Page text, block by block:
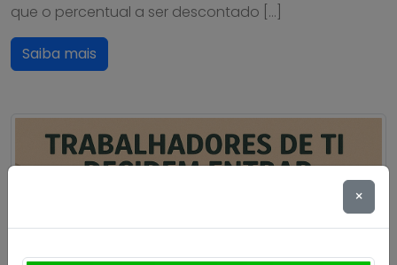
que o percentual a ser descontado […]
Saiba mais
×